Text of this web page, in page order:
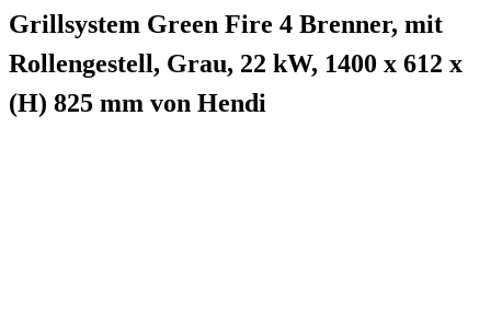
Grillsystem Green Fire 4 Brenner, mit
Rollengestell, Grau, 22 kW, 1400 x 612 x
(H) 825 mm von Hendi